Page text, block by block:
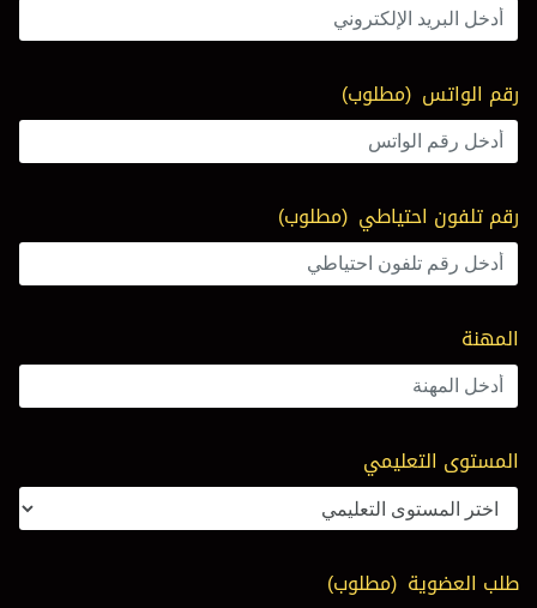
رقم الواتس (مطلوب)
رقم تلفون احتياطي (مطلوب)
المهنة
المستوى التعليمي
طلب العضوية (مطلوب)